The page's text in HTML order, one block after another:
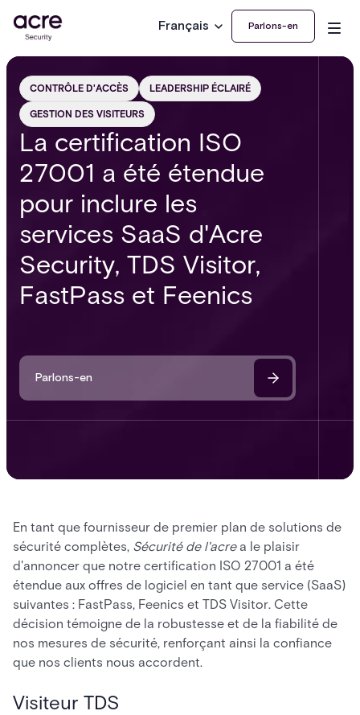
Français Parlons-en
CONTRÔLE D'ACCÈS LEADERSHIP ÉCLAIRÉ
GESTION DES VISITEURS
La certification ISO
27001 a été étendue
pour inclure les
services SaaS d'Acre
Security, TDS Visitor,
FastPass et Feenics
Parlons-en
En tant que fournisseur de premier plan de solutions de
sécurité complètes, Sécurité de l'acrea le plaisir
d'annoncer que notre certification ISO 27001 a été
étendue aux offres de logiciel en tant que service (SaaS)
suivantes : FastPass, Feenics et TDS Visitor. Cette
décision témoigne de la robustesse et de la fiabilité de
nos mesures de sécurité, renforçant ainsi la confiance
que nos clients nous accordent.
Visiteur TDS